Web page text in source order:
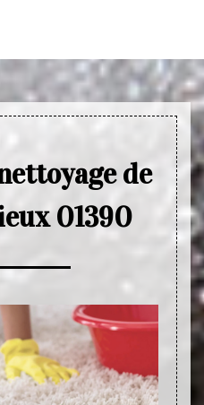
de
01390